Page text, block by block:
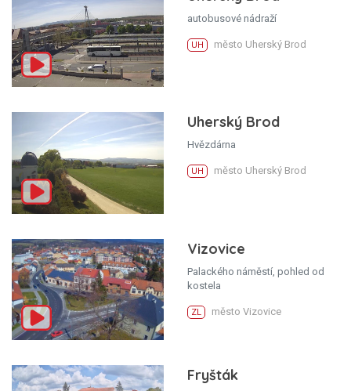
autobusové nádraží
UH město Uherský Brod
Uherský Brod
Hvězdárna
UH město Uherský Brod
Vizovice
Palackého náměstí, pohled od
kostela
ZL město Vizovice
Fryšták